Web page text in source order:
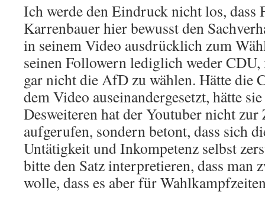
Ich werde den Eindruck nicht los, dass
Karrenbauer hier bewusst den
in seinem Video ausdrücklich zum
seinen Followern lediglich weder CDU,
gar nicht die AfD zu wählen. Hätte die
dem Video auseinandergesetzt, hätte
Desweiteren hat der Youtuber nicht
aufgerufen, sondern betont, dass sich
Untätigkeit und Inkompetenz selbst
bitte den Satz interpretieren, dass man
wolle, dass es aber für